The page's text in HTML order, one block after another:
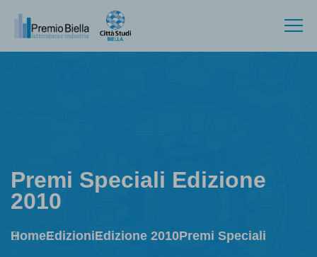
Premi Speciali Edizione
2010
HomeEdizioniEdizione 2010Premi Speciali